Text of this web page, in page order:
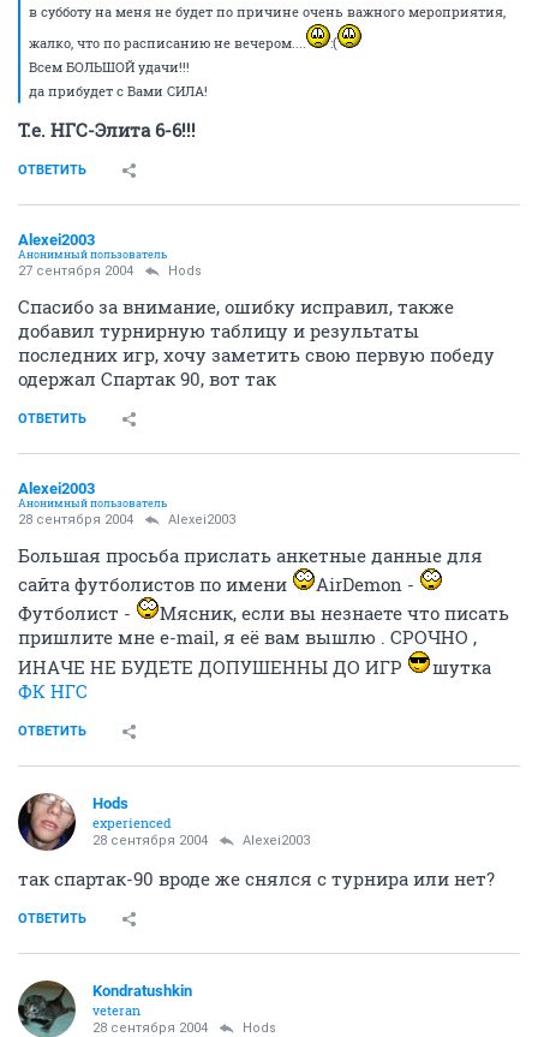
в субботу на меня не будет по причине очень важного мероприятия,
жалко, что по расписанию не вечером....
:(
Всем БОЛЬШОЙ удачи!!!
да прибудет с Вами СИЛА!
Т.е. НГС-Элита 6-6!!!
ОТВЕТИТЬ
Alexei2003
Анонимный пользователь
27 сентября 2004 Hods
Спасибо за внимание, ошибку исправил, также
добавил турнирную таблицу и результаты
последних игр, хочу заметить свою первую победу
одержал Спартак 90, вот так
ОТВЕТИТЬ
Alexei2003
Анонимный пользователь
28 сентября 2004 Alexei2003
Большая просьба прислать анкетные данные для
сайта футболистов по имени
AirDemon -
Футболист -
Мясник, если вы незнаете что писать
пришлите мне e-mail, я её вам вышлю . СРОЧНО ,
ИНАЧЕ НЕ БУДЕТЕ ДОПУШЕННЫ ДО ИГР
шутка
ФК НГС
ОТВЕТИТЬ
Hods
experienced
28 сентября 2004 Alexei2003
так спартак-90 вроде же снялся с турнира или нет?
ОТВЕТИТЬ
Kondratushkin
veteran
28 сентября 2004 Hods